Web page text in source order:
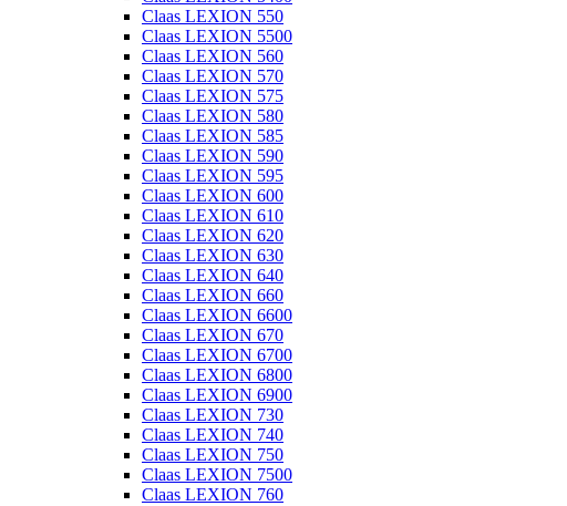
Claas LEXION 550
Claas LEXION 5500
Claas LEXION 560
Claas LEXION 570
Claas LEXION 575
Claas LEXION 580
Claas LEXION 585
Claas LEXION 590
Claas LEXION 595
Claas LEXION 600
Claas LEXION 610
Claas LEXION 620
Claas LEXION 630
Claas LEXION 640
Claas LEXION 660
Claas LEXION 6600
Claas LEXION 670
Claas LEXION 6700
Claas LEXION 6800
Claas LEXION 6900
Claas LEXION 730
Claas LEXION 740
Claas LEXION 750
Claas LEXION 7500
Claas LEXION 760